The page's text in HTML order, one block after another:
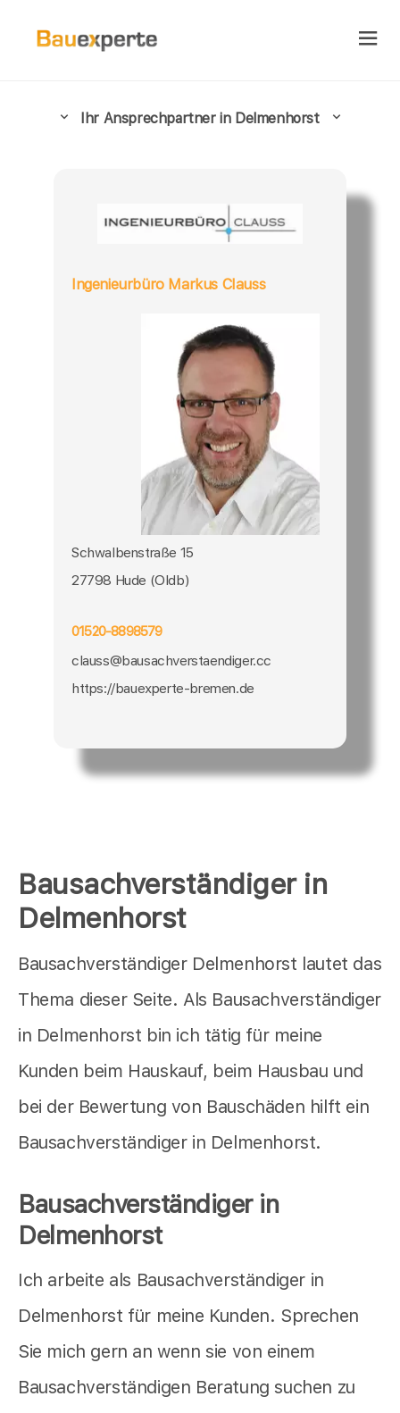
Bausachverständiger in
Delmenhorst
Bausachverständiger Delmenhorst lautet das
Thema dieser Seite. Als Bausachverständiger
in Delmenhorst bin ich tätig für meine
Kunden beim Hauskauf, beim Hausbau und
bei der Bewertung von Bauschäden hilft ein
Bausachverständiger in Delmenhorst.
Bausachverständiger in
Delmenhorst
Ich arbeite als Bausachverständiger in
Delmenhorst für meine Kunden. Sprechen
Sie mich gern an wenn sie von einem
Bausachverständigen Beratung suchen zu
Ihr Ansprechpartner in Delmenhorst
Ingenieurbüro Markus Clauss
Schwalbenstraße 15
27798 Hude (Oldb)
01520-8898579
clauss@bausachverstaendiger.cc
https://bauexperte-bremen.de